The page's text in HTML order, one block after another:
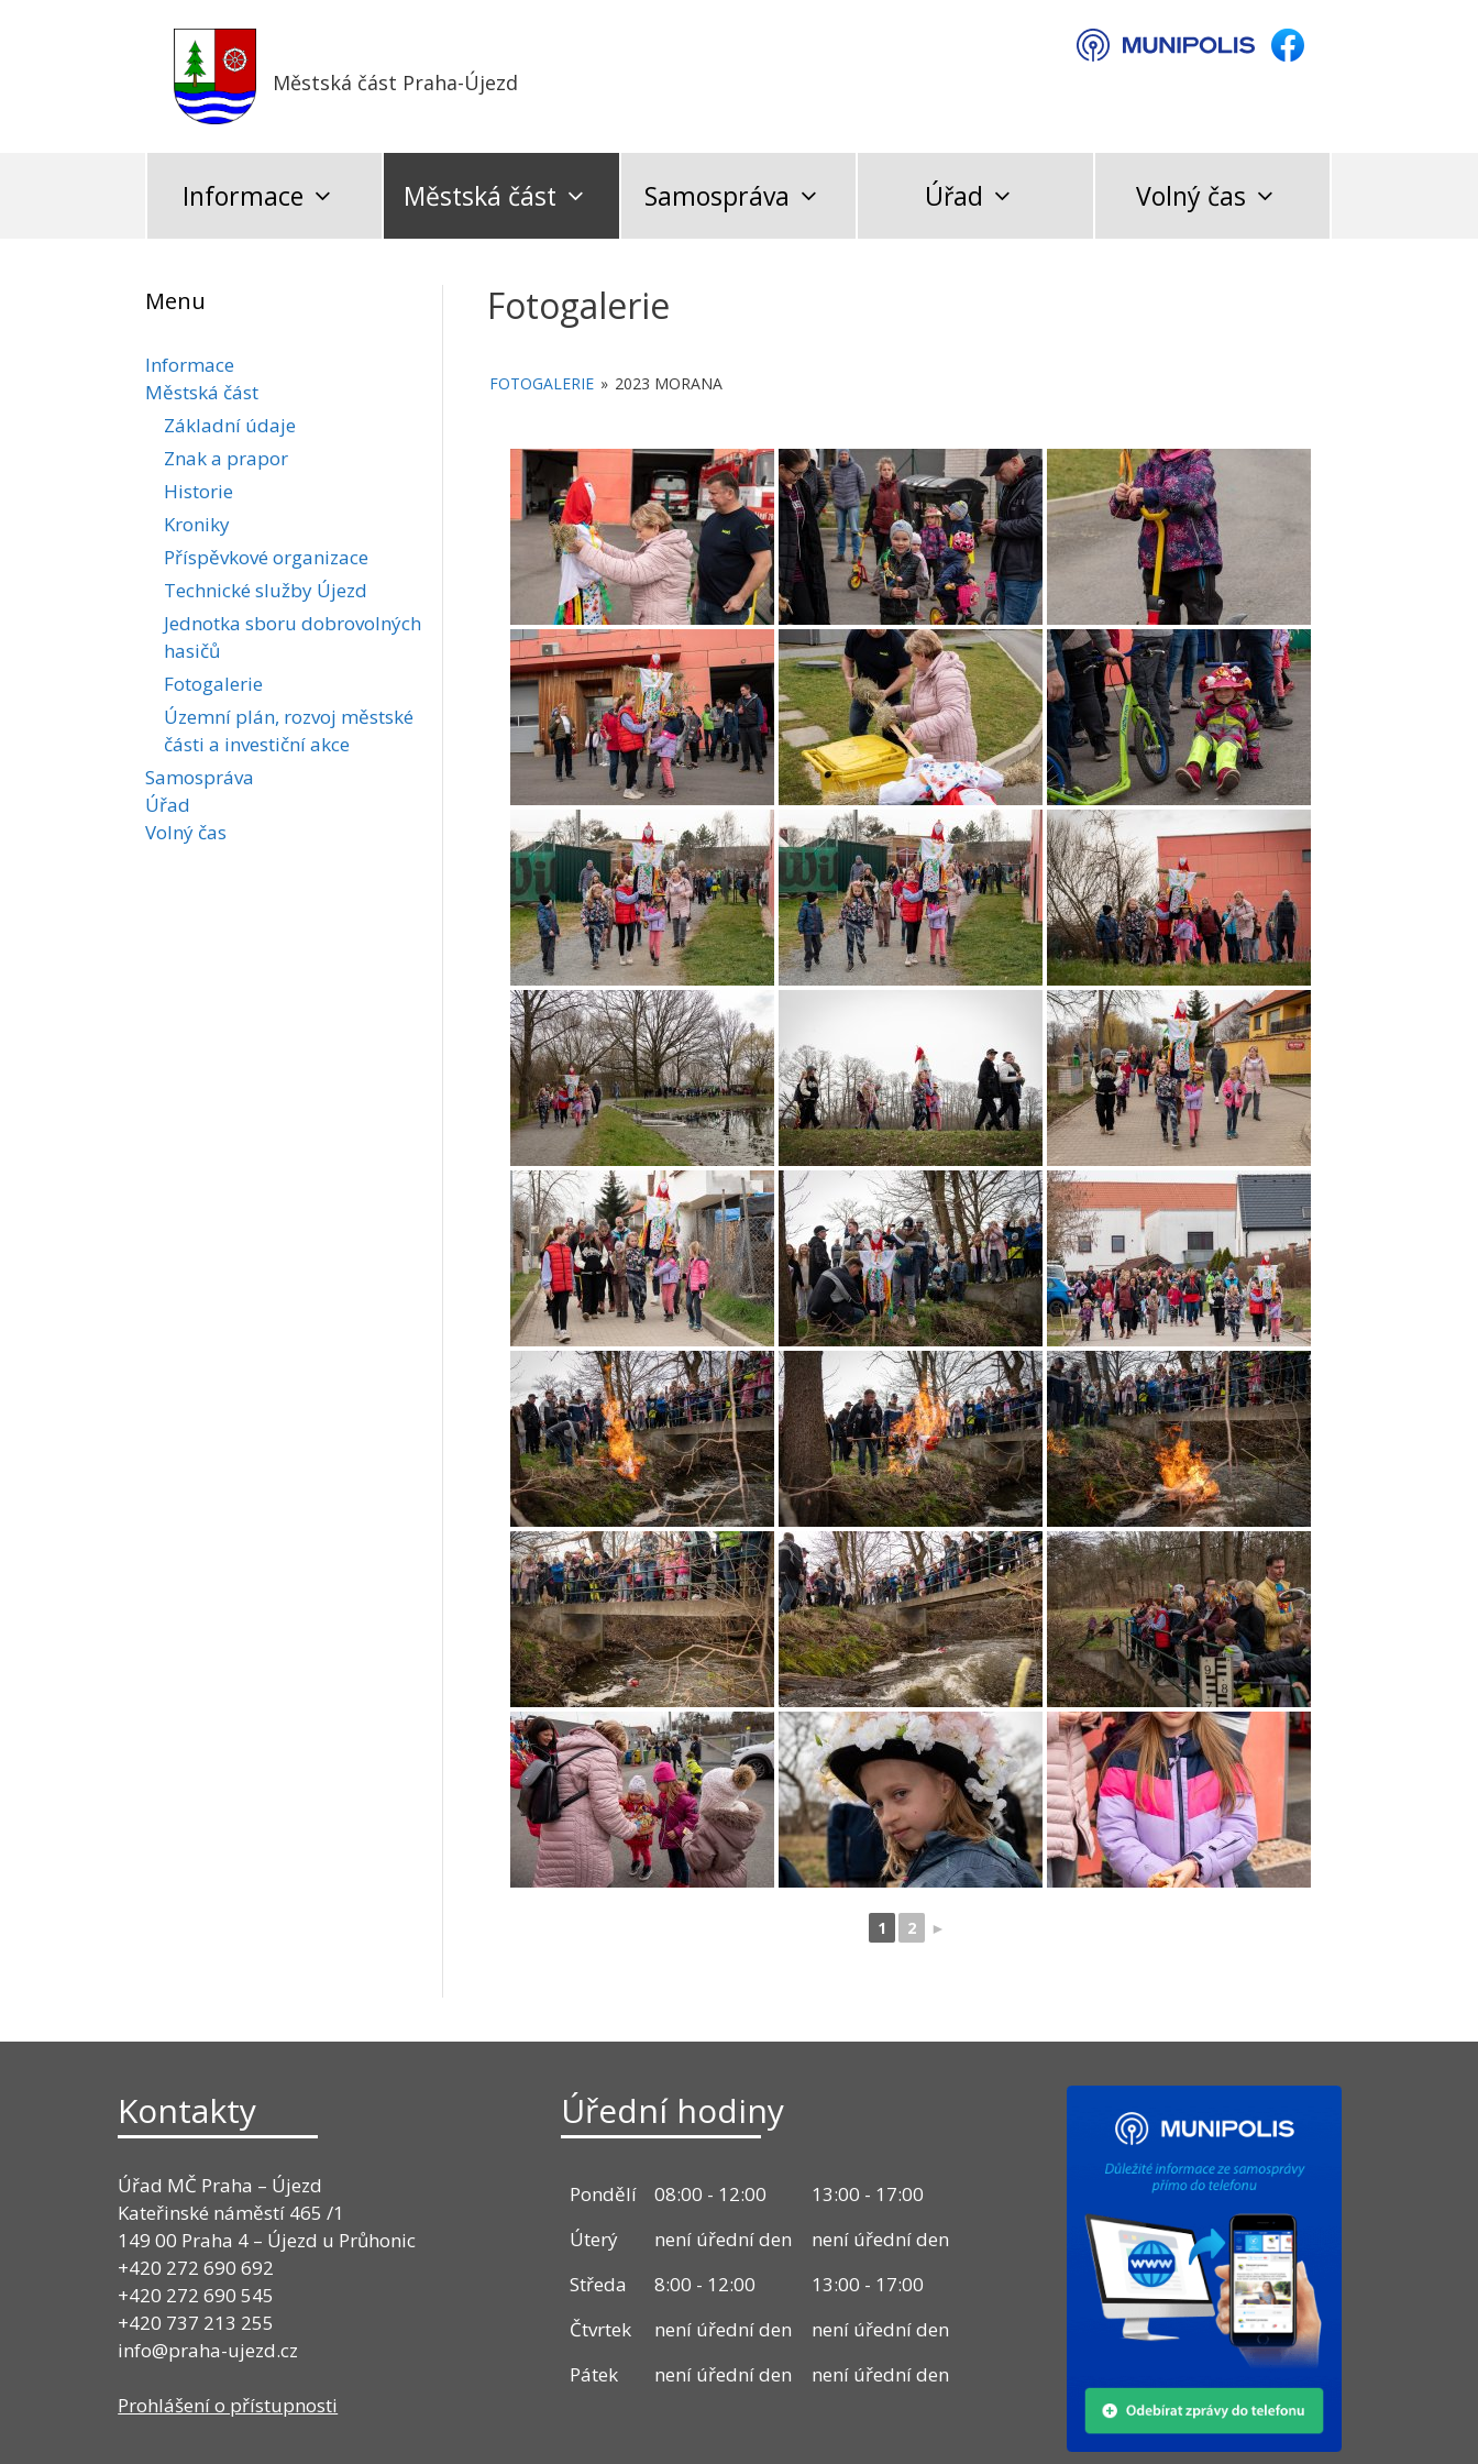
Městská část Praha-Újezd
Informace Městská část Samospráva Úřad Volný čas
Fotogalerie
FOTOGALERIE » 2023 MORANA
1 2 ►
Menu
Informace
Městská část
Základní údaje
Znak a prapor
Historie
Kroniky
Příspěvkové organizace
Technické služby Újezd
Jednotka sboru dobrovolných
hasičů
Fotogalerie
Územní plán, rozvoj městské
části a investiční akce
Samospráva
Úřad
Volný čas
Kontakty
Úřad MČ Praha – Újezd
Kateřinské náměstí 465 /1
149 00 Praha 4 – Újezd u Průhonic
+420 272 690 692
+420 272 690 545
+420 737 213 255
info@praha-ujezd.cz
Prohlášení o přístupnosti
Úřední hodiny
Pondělí 08:00 - 12:00
13:00 - 17:00
Úterý
není úřední den
není úřední den
Středa
8:00 - 12:00
13:00 - 17:00
Čtvrtek
není úřední den
není úřední den
Pátek
není úřední den není úřední den